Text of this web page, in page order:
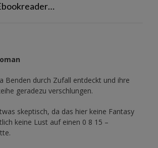
Benden durch Zufall entdeckt und ihre
geradezu verschlungen.
skeptisch, da das hier keine Fantasy
keine Lust auf einen 0 8 15 –